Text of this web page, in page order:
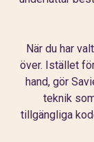
När du har
över. Istället
hand, gör
teknik
tillgängliga